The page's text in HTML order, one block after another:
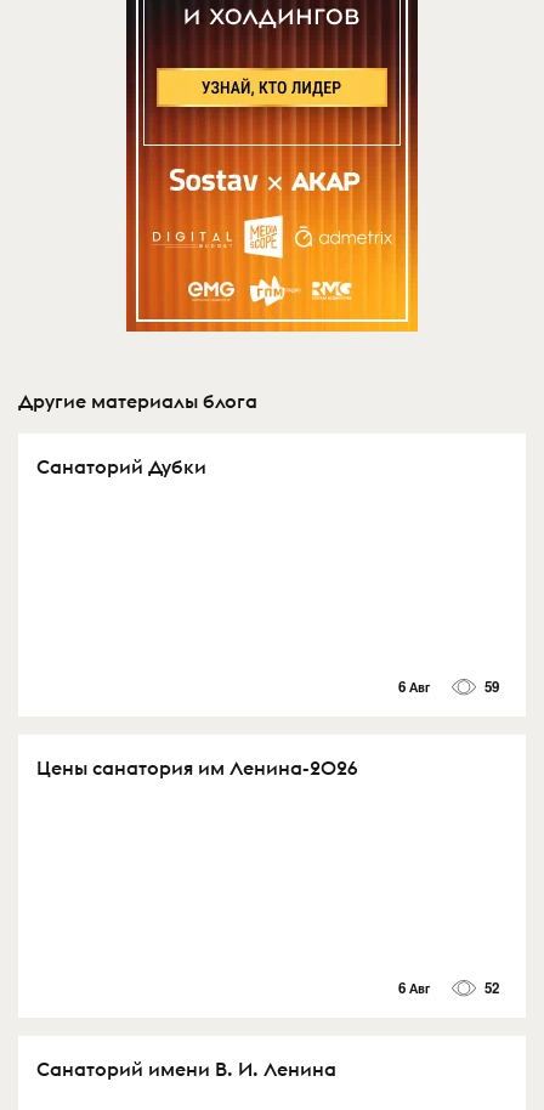
Другие материалы блога
Санаторий Дубки
6 Авг 59
Цены санатория им Ленина-2026
6 Авг 52
Санаторий имени В. И. Ленина